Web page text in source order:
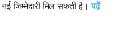
जिम्मेदारी मिल सकती है।पढ़ें